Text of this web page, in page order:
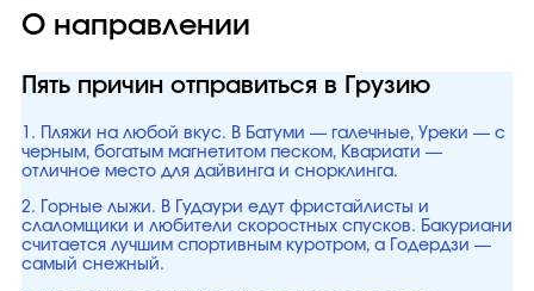
О направлении
Пять причин отправиться в Грузию
1. Пляжи на любой вкус. В Батуми — галечные, Уреки — с
черным, богатым магнетитом песком, Квариати —
отличное место для дайвинга и снорклинга.
2. Горные лыжи. В Гудаури едут фристайлисты и
слаломщики и любители скоростных спусков. Бакуриани
считается лучшим спортивным куротром, а Годердзи —
самый снежный.